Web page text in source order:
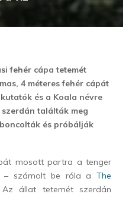
fehér cápa tetemét
4 méteres fehér cápát
és a Koala névre
találták meg
és próbálják
mosott partra a tenger
– számolt be róla a The
állat tetemét szerdán